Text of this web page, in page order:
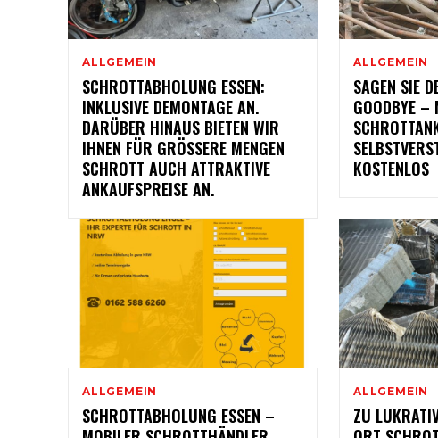
ALLGEMEIN
SCHROTTABHOLUNG ESSEN:
INKLUSIVE DEMONTAGE AN.
DARÜBER HINAUS BIETEN WIR
IHNEN FÜR GRÖSSERE MENGEN S
CHROTT AUCH ATTRAKTIVE A
NKAUFSPREISE AN.
ALLGEMEIN
SAGEN SIE
GOODBYE –
KOSTENLOS
ALLGEMEIN
SCHROTTABHOLUNG ESSEN –
ALLGEMEIN
ZU